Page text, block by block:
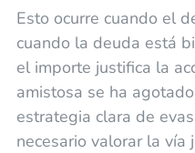
Esto ocurre cuando el
cuando la deuda está
el importe justifica la
amistosa se ha
estrategia clara de
necesario valorar la